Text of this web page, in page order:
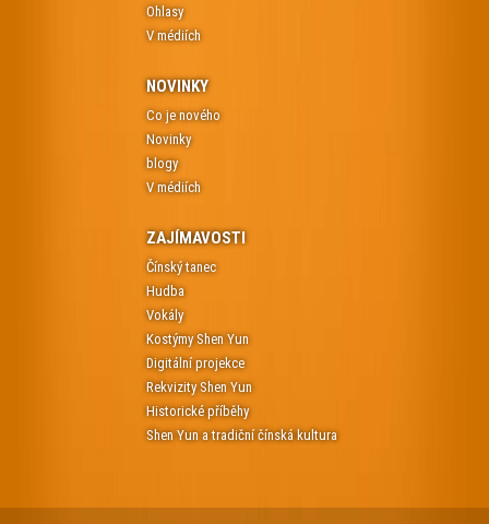
Ohlasy
V médiích
NOVINKY
Co je nového
Novinky
blogy
V médiích
ZAJÍMAVOSTI
Čínský tanec
Hudba
Vokály
Kostýmy Shen Yun
Digitální projekce
Rekvizity Shen Yun
Historické příběhy
Shen Yun a tradiční čínská kultura